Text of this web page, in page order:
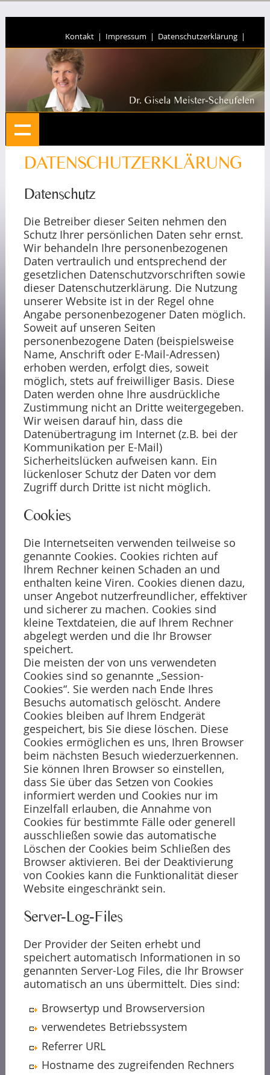
Kontakt | Impressum | Datenschutzerklärung |
DATENSCHUTZERKLÄRUNG
Datenschutz
Die Betreiber dieser Seiten nehmen den
Schutz Ihrer persönlichen Daten sehr ernst.
Wir behandeln Ihre personenbezogenen
Daten vertraulich und entsprechend der
gesetzlichen Datenschutzvorschriften sowie
dieser Datenschutzerklärung. Die Nutzung
unserer Website ist in der Regel ohne
Angabe personenbezogener Daten möglich.
Soweit auf unseren Seiten
personenbezogene Daten (beispielsweise
Name, Anschrift oder E-Mail-Adressen)
erhoben werden, erfolgt dies, soweit
möglich, stets auf freiwilliger Basis. Diese
Daten werden ohne Ihre ausdrückliche
Zustimmung nicht an Dritte weitergegeben.
Wir weisen darauf hin, dass die
Datenübertragung im Internet (z.B. bei der
Kommunikation per E-Mail)
Sicherheitslücken aufweisen kann. Ein
lückenloser Schutz der Daten vor dem
Zugriff durch Dritte ist nicht möglich.
Cookies
Die Internetseiten verwenden teilweise so
genannte Cookies. Cookies richten auf
Ihrem Rechner keinen Schaden an und
enthalten keine Viren. Cookies dienen dazu,
unser Angebot nutzerfreundlicher, effektiver
und sicherer zu machen. Cookies sind
kleine Textdateien, die auf Ihrem Rechner
abgelegt werden und die Ihr Browser
speichert.
Die meisten der von uns verwendeten
Cookies sind so genannte „Session-
Cookies“. Sie werden nach Ende Ihres
Besuchs automatisch gelöscht. Andere
Cookies bleiben auf Ihrem Endgerät
gespeichert, bis Sie diese löschen. Diese
Cookies ermöglichen es uns, Ihren Browser
beim nächsten Besuch wiederzuerkennen.
Sie können Ihren Browser so einstellen,
dass Sie über das Setzen von Cookies
informiert werden und Cookies nur im
Einzelfall erlauben, die Annahme von
Cookies für bestimmte Fälle oder generell
ausschließen sowie das automatische
Löschen der Cookies beim Schließen des
Browser aktivieren. Bei der Deaktivierung
von Cookies kann die Funktionalität dieser
Website eingeschränkt sein.
Server-Log-Files
Der Provider der Seiten erhebt und
speichert automatisch Informationen in so
genannten Server-Log Files, die Ihr Browser
automatisch an uns übermittelt. Dies sind:
Browsertyp und Browserversion
verwendetes Betriebssystem
Referrer URL
Hostname des zugreifenden Rechners